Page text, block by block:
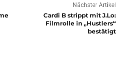
Nächster Artikel
Cardi B strippt mit J.Lo:
Filmrolle in „Hustlers“
bestätigt